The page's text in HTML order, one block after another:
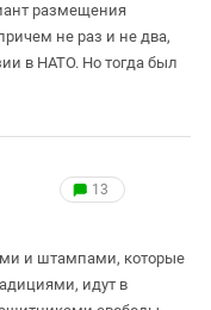
размещения
не раз и не два,
в НАТО. Но тогда был
13
и штампами, которые
идут в